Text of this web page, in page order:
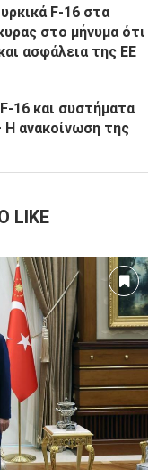
F-16 στα
στο μήνυμα ότι
ασφάλεια της ΕΕ
16 και συστήματα
Η ανακοίνωση της
LIKE